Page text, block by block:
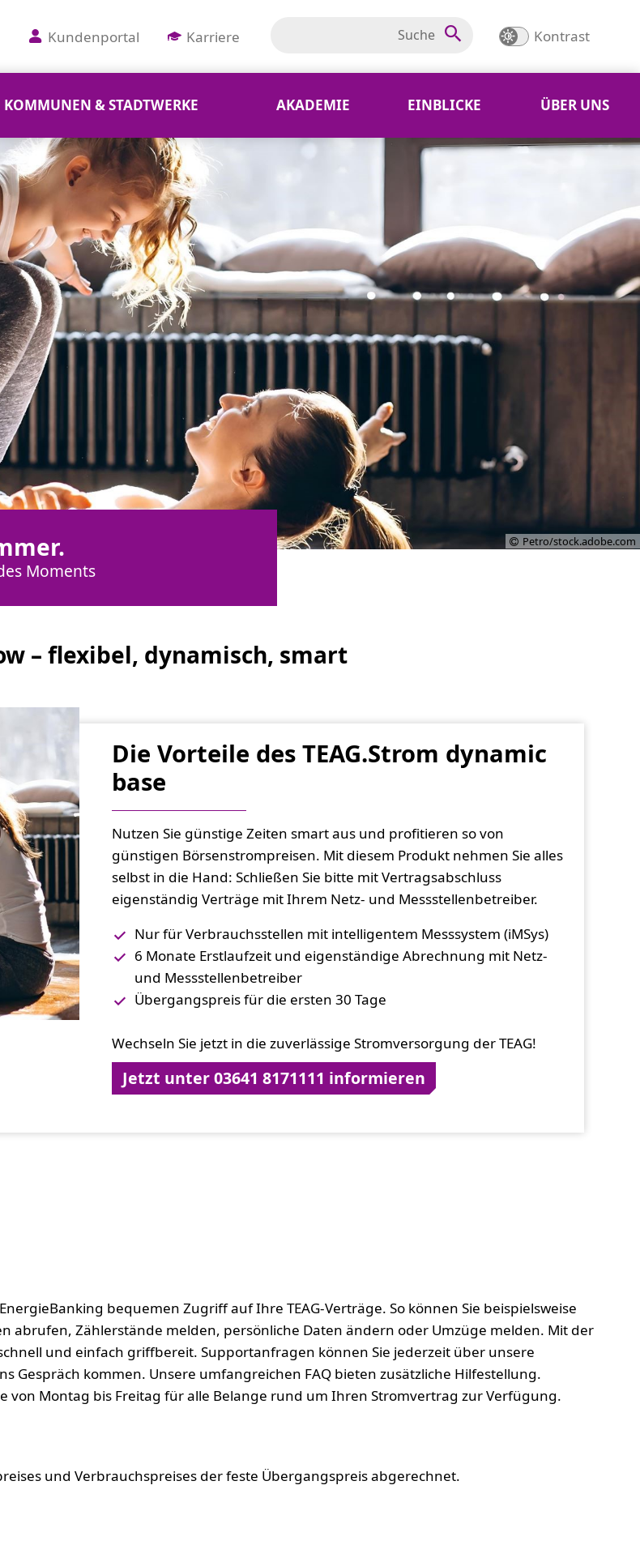
Kundenportal Karriere Kontrast
KOMMUNEN & STADTWERKE AKADEMIE EINBLICKE ÜBER UNS
Petro/stock.adobe.com
Moments
– flexibel, dynamisch, smart
Die Vorteile des TEAG.Strom dynamic
base
Nutzen Sie günstige Zeiten smart aus und profitieren so von
günstigen Börsenstrompreisen. Mit diesem Produkt nehmen Sie alles
selbst in die Hand: Schließen Sie bitte mit Vertragsabschluss
eigenständig Verträge mit Ihrem Netz- und Messstellenbetreiber.
Nur für Verbrauchsstellen mit intelligentem Messsystem (iMSys)
6 Monate Erstlaufzeit und eigenständige Abrechnung mit Netz-
und Messstellenbetreiber
Übergangspreis für die ersten 30 Tage
Wechseln Sie jetzt in die zuverlässige Stromversorgung der TEAG!
Jetzt unter 03641 8171111 informieren
bequemen Zugriff auf Ihre TEAG-Verträge. So können Sie beispielsweise
abrufen, Zählerstände melden, persönliche Daten ändern oder Umzüge melden. Mit der
und einfach griffbereit. Supportanfragen können Sie jederzeit über unsere
Gespräch kommen. Unsere umfangreichen FAQ bieten zusätzliche Hilfestellung.
Montag bis Freitag für alle Belange rund um Ihren Stromvertrag zur Verfügung.
und Verbrauchspreises der feste Übergangspreis abgerechnet.